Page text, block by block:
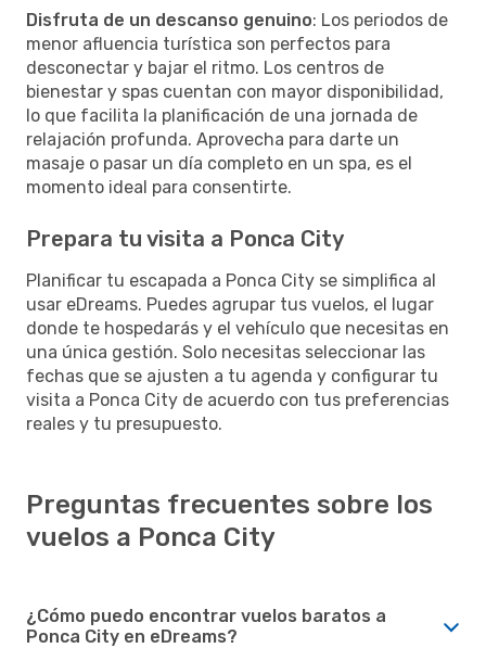
Disfruta de un descanso genuino: Los periodos de
menor afluencia turística son perfectos para
desconectar y bajar el ritmo. Los centros de
bienestar y spas cuentan con mayor disponibilidad,
lo que facilita la planificación de una jornada de
relajación profunda. Aprovecha para darte un
masaje o pasar un día completo en un spa, es el
momento ideal para consentirte.
Prepara tu visita a Ponca City
Planificar tu escapada a Ponca City se simplifica al
usar eDreams. Puedes agrupar tus vuelos, el lugar
donde te hospedarás y el vehículo que necesitas en
una única gestión. Solo necesitas seleccionar las
fechas que se ajusten a tu agenda y configurar tu
visita a Ponca City de acuerdo con tus preferencias
reales y tu presupuesto.
Preguntas frecuentes sobre los
vuelos a Ponca City
¿Cómo puedo encontrar vuelos baratos a
Ponca City en eDreams?